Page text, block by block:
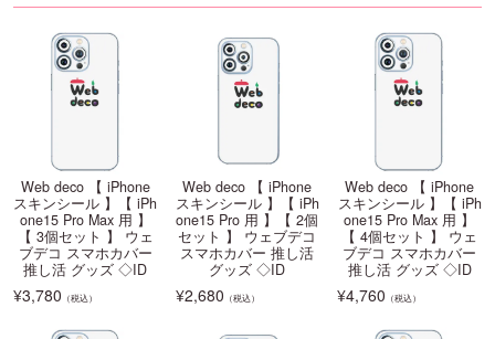
Web deco 【 iPhone
スキンシール 】【 iPh
one15 Pro Max 用 】
【 3個セット 】 ウェ
ブデコ スマホカバー
推し活 グッズ ◇ID
¥3,780 （税込）
Web deco 【 iPhone
スキンシール 】【 iPh
one15 Pro 用 】【 2個
セット 】 ウェブデコ
スマホカバー 推し活
グッズ ◇ID
¥2,680 （税込）
Web deco 【 iPhone
スキンシール 】【 iPh
one15 Pro Max 用 】
【 4個セット 】 ウェ
ブデコ スマホカバー
推し活 グッズ ◇ID
¥4,760 （税込）